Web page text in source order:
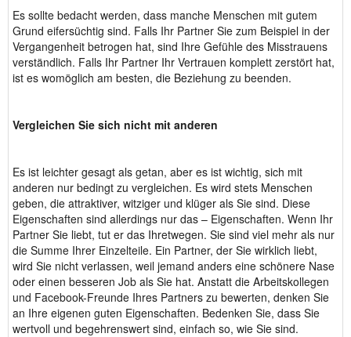
Es sollte bedacht werden, dass manche Menschen mit gutem
Grund eifersüchtig sind. Falls Ihr Partner Sie zum Beispiel in der
Vergangenheit betrogen hat, sind Ihre Gefühle des Misstrauens
verständlich. Falls Ihr Partner Ihr Vertrauen komplett zerstört hat,
ist es womöglich am besten, die Beziehung zu beenden.
Vergleichen Sie sich nicht mit anderen
Es ist leichter gesagt als getan, aber es ist wichtig, sich mit
anderen nur bedingt zu vergleichen. Es wird stets Menschen
geben, die attraktiver, witziger und klüger als Sie sind. Diese
Eigenschaften sind allerdings nur das – Eigenschaften. Wenn Ihr
Partner Sie liebt, tut er das Ihretwegen. Sie sind viel mehr als nur
die Summe Ihrer Einzelteile. Ein Partner, der Sie wirklich liebt,
wird Sie nicht verlassen, weil jemand anders eine schönere Nase
oder einen besseren Job als Sie hat. Anstatt die Arbeitskollegen
und Facebook-Freunde Ihres Partners zu bewerten, denken Sie
an Ihre eigenen guten Eigenschaften. Bedenken Sie, dass Sie
wertvoll und begehrenswert sind, einfach so, wie Sie sind.